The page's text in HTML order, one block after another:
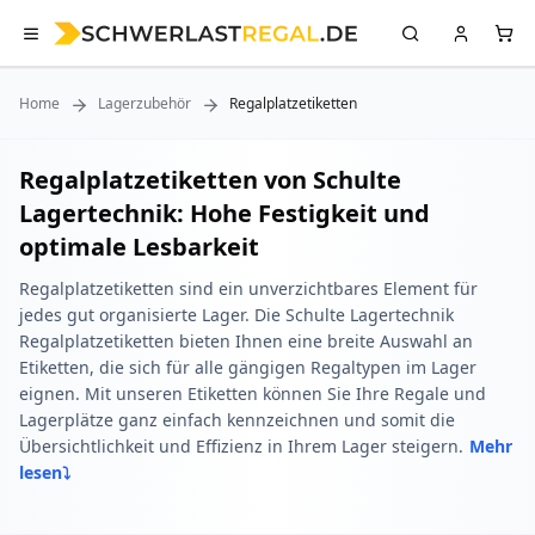
Home Lagerzubehör Regalplatzetiketten
Regalplatzetiketten von Schulte
Lagertechnik: Hohe Festigkeit und
optimale Lesbarkeit
Regalplatzetiketten sind ein unverzichtbares Element für
jedes gut organisierte Lager. Die Schulte Lagertechnik
Regalplatzetiketten bieten Ihnen eine breite Auswahl an
Etiketten, die sich für alle gängigen Regaltypen im Lager
eignen. Mit unseren Etiketten können Sie Ihre Regale und
Lagerplätze ganz einfach kennzeichnen und somit die
Übersichtlichkeit und Effizienz in Ihrem Lager steigern. Mehr
lesen